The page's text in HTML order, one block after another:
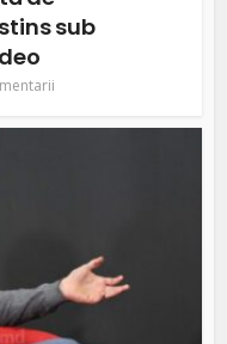
sub